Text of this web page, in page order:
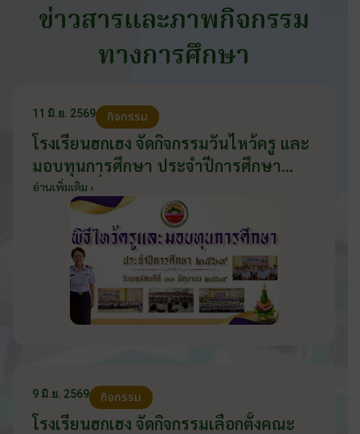
ข่าวสารและภาพกิจกรรม
ทางการศึกษา
11 มิ.ย. 2569 กิจกรรม
โรงเรียนฮกเฮง จัดกิจกรรมวันไหว้ครู และ
มอบทุนการศึกษา ประจำปีการศึกษา
2569 วันที่ 11 มิถุนายน 2569
อ่านเพิ่มเติม ›
9 มิ.ย. 2569 กิจกรรม
โรงเรียนฮกเฮง จัดกิจกรรมเลือกตั้งคณะ